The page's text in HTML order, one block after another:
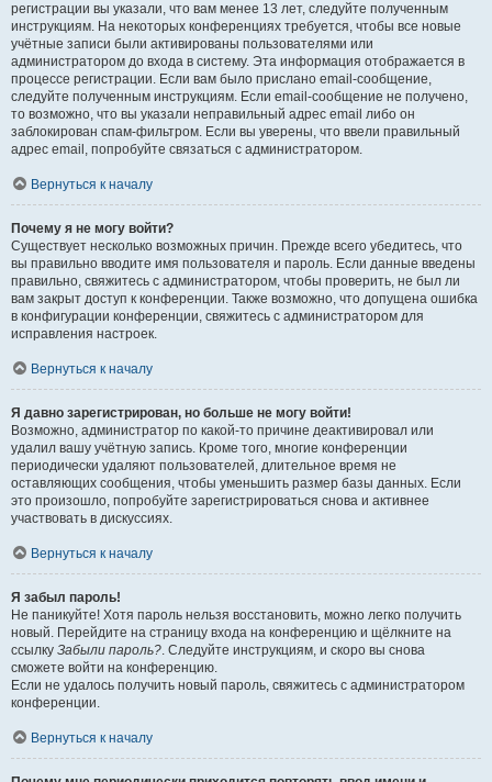
регистрации вы указали, что вам менее 13 лет, следуйте полученным
инструкциям. На некоторых конференциях требуется, чтобы все новые
учётные записи были активированы пользователями или
администратором до входа в систему. Эта информация отображается в
процессе регистрации. Если вам было прислано email-сообщение,
следуйте полученным инструкциям. Если email-сообщение не получено,
то возможно, что вы указали неправильный адрес email либо он
заблокирован спам-фильтром. Если вы уверены, что ввели правильный
адрес email, попробуйте связаться с администратором.
Вернуться к началу
Почему я не могу войти?
Существует несколько возможных причин. Прежде всего убедитесь, что
вы правильно вводите имя пользователя и пароль. Если данные введены
правильно, свяжитесь с администратором, чтобы проверить, не был ли
вам закрыт доступ к конференции. Также возможно, что допущена ошибка
в конфигурации конференции, свяжитесь с администратором для
исправления настроек.
Вернуться к началу
Я давно зарегистрирован, но больше не могу войти!
Возможно, администратор по какой-то причине деактивировал или
удалил вашу учётную запись. Кроме того, многие конференции
периодически удаляют пользователей, длительное время не
оставляющих сообщения, чтобы уменьшить размер базы данных. Если
это произошло, попробуйте зарегистрироваться снова и активнее
участвовать в дискуссиях.
Вернуться к началу
Я забыл пароль!
Не паникуйте! Хотя пароль нельзя восстановить, можно легко получить
новый. Перейдите на страницу входа на конференцию и щёлкните на
ссылку Забыли пароль?. Следуйте инструкциям, и скоро вы снова
сможете войти на конференцию.
Если не удалось получить новый пароль, свяжитесь с администратором
конференции.
Вернуться к началу